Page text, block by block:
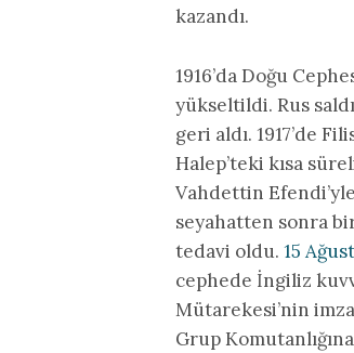
kazandı.
1916’da Doğu
yükseltildi. Rus
geri aldı. 1917’de
Halep’teki kısa
Vahdettin
seyahatten sonra
tedavi oldu. 15
cephede İngiliz
Mütarekesi’nin
Grup